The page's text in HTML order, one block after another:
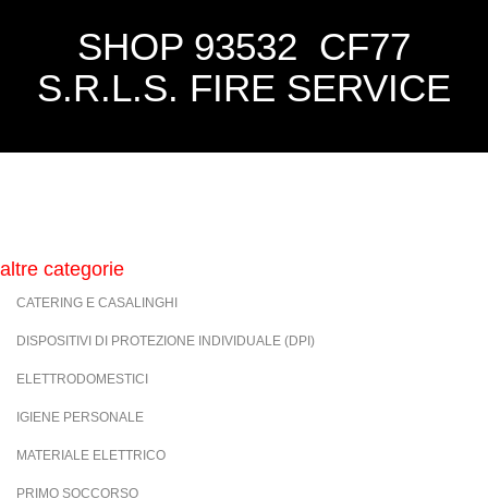
SHOP 93532 CF77
S.R.L.S. FIRE SERVICE
altre categorie
CATERING E CASALINGHI
DISPOSITIVI DI PROTEZIONE INDIVIDUALE (DPI)
ELETTRODOMESTICI
IGIENE PERSONALE
MATERIALE ELETTRICO
PRIMO SOCCORSO